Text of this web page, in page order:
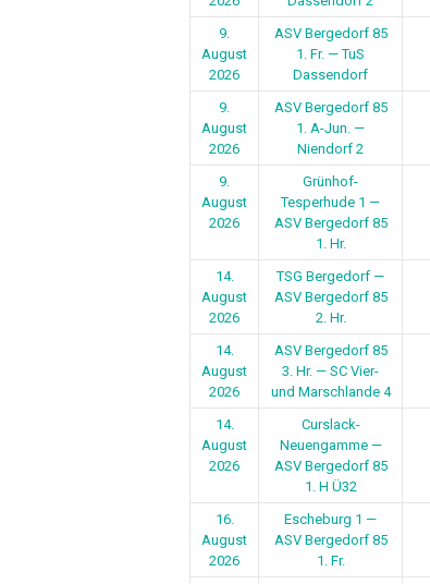
9.
August
2026
ASV Bergedorf 85
1. Fr. — TuS
Dassendorf
9.
August
2026
ASV Bergedorf 85
1. A-Jun. —
Niendorf 2
9.
August
2026
Grünhof-
Tesperhude 1 —
ASV Bergedorf 85
1. Hr.
14.
August
2026
TSG Bergedorf —
ASV Bergedorf 85
2. Hr.
14.
August
2026
ASV Bergedorf 85
3. Hr. — SC Vier-
und Marschlande 4
14.
August
2026
Curslack-
Neuengamme —
ASV Bergedorf 85
1. H Ü32
16.
August
2026
Escheburg 1 —
ASV Bergedorf 85
1. Fr.